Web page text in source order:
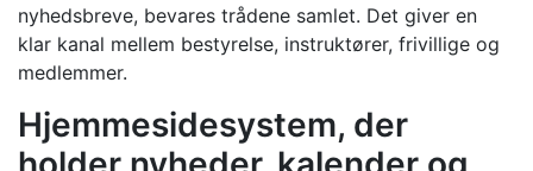
nyhedsbreve, bevares trådene samlet. Det giver en
klar kanal mellem bestyrelse, instruktører, frivillige og
medlemmer.
Hjemmesidesystem, der